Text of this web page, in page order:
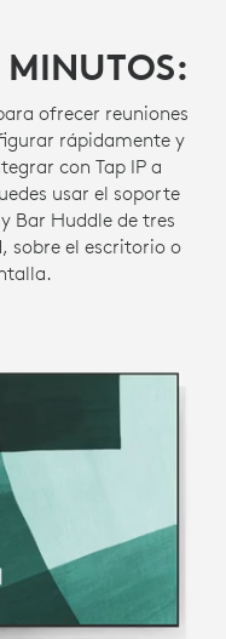
ofrecer reuniones
rápidamente y
con Tap IP a
usar el soporte
Bar Huddle de tres
sobre el escritorio o